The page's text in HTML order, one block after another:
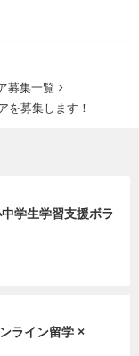
募集一覧
を募集します！
学生学習支援ボラ
ライン留学 ×